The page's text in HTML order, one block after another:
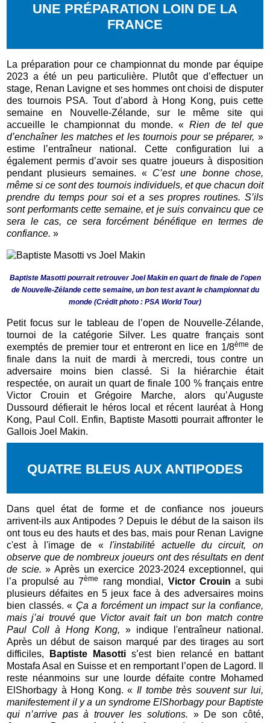
UNE PRÉPARATION LOIN DE LA
FRANCE
La préparation pour ce championnat du monde par équipe
2023 a été un peu particulière. Plutôt que d’effectuer un
stage, Renan Lavigne et ses hommes ont choisi de disputer
des tournois PSA. Tout d’abord à Hong Kong, puis cette
semaine en Nouvelle-Zélande, sur le même site qui
accueille le championnat du monde. « Rien de tel que
d’enchaîner les matches et les tournois pour se préparer, »
estime l’entraîneur national. Cette configuration lui a
également permis d’avoir ses quatre joueurs à disposition
pendant plusieurs semaines. « C’est une bonne chose,
même si ce sont des tournois individuels, et que chacun doit
prendre du temps pour soi et a ses propres routines. S’ils
sont performants cette semaine, et je suis convaincu que ce
sera le cas, ce sera forcément bénéfique en termes de
confiance. »
Baptiste Masotti pourrait retrouver Joel Makin en quart de finale de l'open
de Nouvelle-Zélande cette semaine, un bon test avant le championnat du
monde (Crédit photo : PSA World Tour)
Petit focus sur le tableau de l’open de Nouvelle-Zélande,
tournoi de la catégorie Silver. Les quatre français sont
exemptés de premier tour et entreront en lice en 1/8ème de
finale dans la nuit de mardi à mercredi, tous contre un
adversaire moins bien classé. Si la hiérarchie était
respectée, on aurait un quart de finale 100 % français entre
Victor Crouin et Grégoire Marche, alors qu’Auguste
Dussourd défierait le héros local et récent lauréat à Hong
Kong, Paul Coll. Enfin, Baptiste Masotti pourrait affronter le
Gallois Joel Makin.
QUATRE BLEUS AUX ANTIPODES
Dans quel état de forme et de confiance nos joueurs
arrivent-ils aux Antipodes ? Depuis le début de la saison ils
ont tous eu des hauts et des bas, mais pour Renan Lavigne
c'est à l'image de «l'instabilité actuelle du circuit, on
observe que de nombreux joueurs ont des résultats en dent
de scie. » Après un exercice 2023-2024 exceptionnel, qui
l’a propulsé au 7ème rang mondial, Victor Crouina subi
plusieurs défaites en 5 jeux face à des adversaires moins
bien classés. « Ça a forcément un impact sur la confiance,
mais j’ai trouvé que Victor avait fait un bon match contre
Paul Coll à Hong Kong, » indique l'entraîneur national.
Après un début de saison marqué par des tirages au sort
difficiles, Baptiste Masotti s’est bien relancé en battant
Mostafa Asal en Suisse et en remportant l’open de Lagord. Il
reste néanmoins sur une lourde défaite contre Mohamed
ElShorbagy à Hong Kong. « Il tombe très souvent sur lui,
manifestement il y a un syndrome ElShorbagy pour Baptiste
qui n’arrive pas à trouver les solutions. » De son côté,